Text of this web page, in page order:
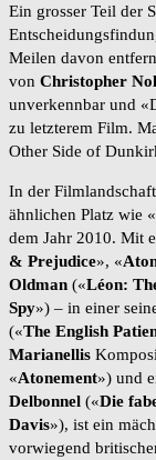
Ein grosser Teil der
Meilen davon
von Christopher
unverkennbar und
zu letzterem Film.
Other Side of
In der
ähnlichen Platz wie «
dem Jahr 2010. Mit
& Prejudice», «
Oldman («Léon:
Spy») – in einer
(«The English
Marianellis
«Atonement») und
Delbonnel («Die
Davis»), ist ein
vorwiegend